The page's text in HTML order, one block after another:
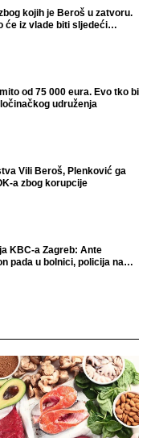
kojih je Beroš u zatvoru.
će iz vlade biti sljedeći
od 75 000 eura. Evo tko bi
udruženja
Vili Beroš, Plenković ga
a zbog korupcije
KBC-a Zagreb: Ante
pada u bolnici, policija na